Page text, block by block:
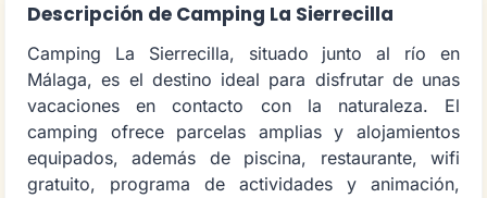
Descripción de Camping La Sierrecilla
Camping La Sierrecilla, situado junto al río en
Málaga, es el destino ideal para disfrutar de unas
vacaciones en contacto con la naturaleza. El
camping ofrece parcelas amplias y alojamientos
equipados, además de piscina, restaurante, wifi
gratuito, programa de actividades y animación,